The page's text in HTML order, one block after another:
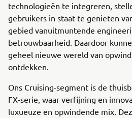
technologieën te integreren,
gebruikers in staat te genieten
gebied vanuitmuntende
betrouwbaarheid. Daardoor
geheel nieuwe wereld van
ontdekken.
Ons Cruising-segment is de
FX-serie, waar verfijning en
luxueuze en opwindende mix.